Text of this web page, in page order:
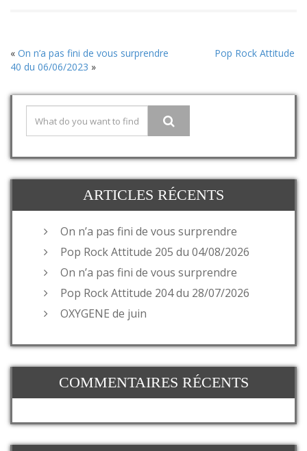
« On n’a pas fini de vous surprendre
Pop Rock Attitude
40 du 06/06/2023 »
ARTICLES RÉCENTS
On n’a pas fini de vous surprendre
Pop Rock Attitude 205 du 04/08/2026
On n’a pas fini de vous surprendre
Pop Rock Attitude 204 du 28/07/2026
OXYGENE de juin
COMMENTAIRES RÉCENTS